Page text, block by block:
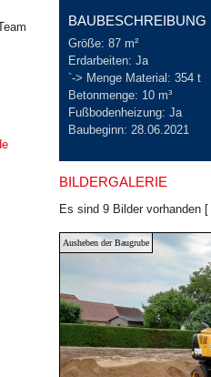
BAUBESCHREIBUNG
Größe: 87 m²
Erdarbeiten: Ja
`-> Menge Material: 354 t
Betonmenge: 10 m³
Fußbodenheizung: Ja
Baubeginn: 28.06.2021
BILDERGALERIE
Es sind 9 Bilder vorhanden [
Ausheben der Baugrube